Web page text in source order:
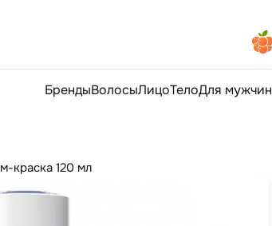
БрендыВолосыЛицоТелоДля мужчин
краска 120 мл